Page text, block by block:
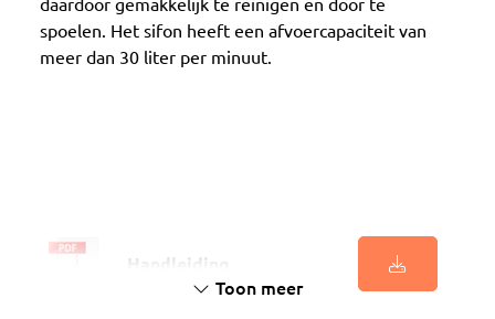
daardoor gemakkelijk te reinigen en door te
spoelen. Het sifon heeft een afvoercapaciteit van
meer dan 30 liter per minuut.
Toon meer
Handleiding